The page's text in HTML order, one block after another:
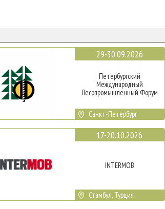
29-30.09.2026
Петербургский
Международный
Лесопромышленный Форум
Санкт-Петербург
17-20.10.2026
INTERMOB
Стамбул, Турция